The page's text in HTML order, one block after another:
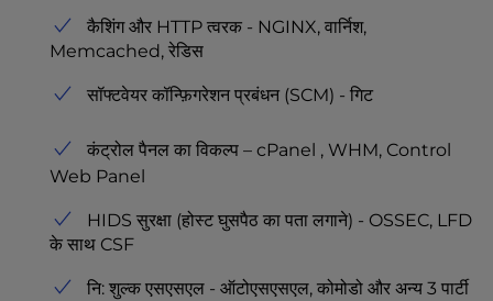
कैशिंग और HTTP त्वरक - NGINX, वार्निश,
Memcached, रेडिस
सॉफ्टवेयर कॉन्फ़िगरेशन प्रबंधन (SCM) - गिट
कंट्रोल पैनल का विकल्प – cPanel , WHM, Control
Web Panel
HIDS सुरक्षा (होस्ट घुसपैठ का पता लगाने) - OSSEC, LFD
के साथ CSF
नि: शुल्क एसएसएल - ऑटोएसएसएल, कोमोडो और अन्य 3 पार्टी